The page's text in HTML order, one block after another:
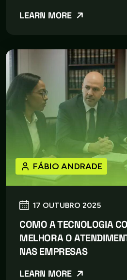
LEARN MORE
17 OUTUBRO 2025
FÁBIO ANDRADE
COMO A TECNOLOGIA
MELHORA O
NAS EMPRESAS
LEARN MORE